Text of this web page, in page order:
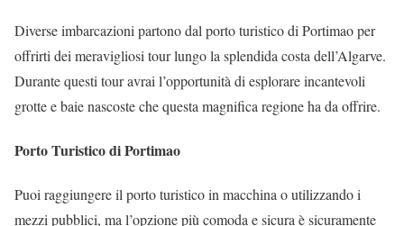
Diverse imbarcazioni partono dal porto turistico di Portimao per
offrirti dei meravigliosi tour lungo la splendida costa dell’Algarve.
Durante questi tour avrai l’opportunità di esplorare incantevoli
grotte e baie nascoste che questa magnifica regione ha da offrire.
Porto Turistico di Portimao
Puoi raggiungere il porto turistico in macchina o utilizzando i
mezzi pubblici, ma l’opzione più comoda e sicura è sicuramente